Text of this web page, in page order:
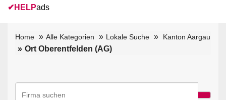
✔ HELPads
Home Alle Kategorien Lokale Suche Kanton Aargau
Ort Oberentfelden (AG)